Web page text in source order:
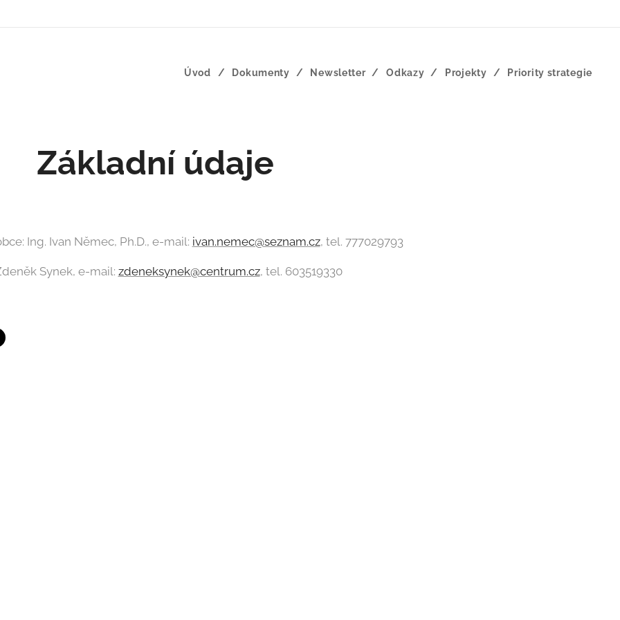
Úvod Dokumenty Newsletter Odkazy Projekty Priority strategie
Základní údaje
Ing. Ivan Němec, Ph.D., e-mail: ivan.nemec@seznam.cz, tel. 777029793
Synek, e-mail: zdeneksynek@centrum.cz, tel. 603519330